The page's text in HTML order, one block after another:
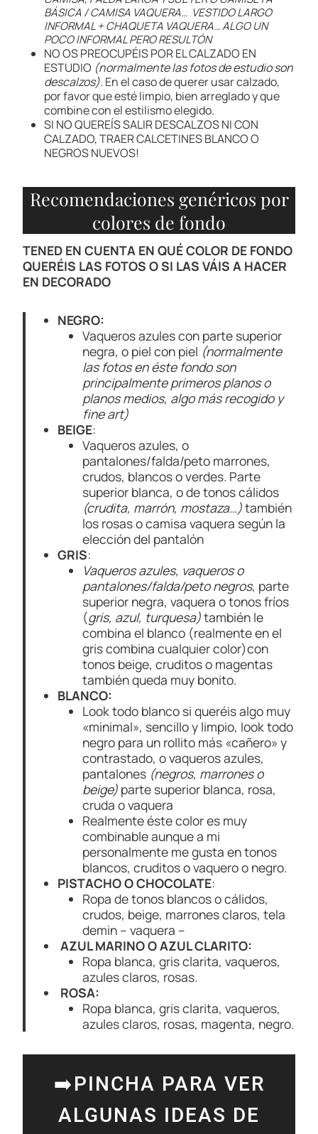
BÁSICA / CAMISA VAQUERA… VESTIDO LARGO
INFORMAL + CHAQUETA VAQUERA… ALGO UN
POCO INFORMAL PERO RESULTÓN
NO OS PREOCUPÉIS POR EL CALZADO EN
ESTUDIO (normalmente las fotos de estudio son
descalzos). En el caso de querer usar calzado,
por favor que esté limpio, bien arreglado y que
combine con el estilismo elegido.
SI NO QUEREÍS SALIR DESCALZOS NI CON
CALZADO, TRAER CALCETINES BLANCO O
NEGROS NUEVOS!
Recomendaciones genéricos por
colores de fondo
TENED EN CUENTA EN QUÉ COLOR DE FONDO
QUERÉIS LAS FOTOS O SI LAS VÁIS A HACER
EN DECORADO
NEGRO:
Vaqueros azules con parte superior
negra, o piel con piel (normalmente
las fotos en éste fondo son
principalmente primeros planos o
planos medios, algo más recogido y
fine art)
BEIGE:
Vaqueros azules, o
pantalones/falda/peto marrones,
crudos, blancos o verdes. Parte
superior blanca, o de tonos cálidos
(crudita, marrón, mostaza…)también
los rosas o camisa vaquera según la
elección del pantalón
GRIS:
Vaqueros azules, vaqueros o
pantalones/falda/peto negros, parte
superior negra, vaquera o tonos fríos
(gris, azul, turquesa)también le
combina el blanco (realmente en el
gris combina cualquier color)con
tonos beige, cruditos o magentas
también queda muy bonito.
BLANCO:
Look todo blanco si queréis algo muy
«minimal», sencillo y limpio, look todo
negro para un rollito más «cañero» y
contrastado, o vaqueros azules,
pantalones (negros, marrones o
beige) parte superior blanca, rosa,
cruda o vaquera
Realmente éste color es muy
combinable aunque a mi
personalmente me gusta en tonos
blancos, cruditos o vaquero o negro.
PISTACHO O CHOCOLATE:
Ropa de tonos blancos o cálidos,
crudos, beige, marrones claros, tela
demin – vaquera –
AZUL MARINO O AZUL CLARITO:
Ropa blanca, gris clarita, vaqueros,
azules claros, rosas.
ROSA:
Ropa blanca, gris clarita, vaqueros,
azules claros, rosas, magenta, negro.
➡️PINCHA PARA VER
ALGUNAS IDEAS DE